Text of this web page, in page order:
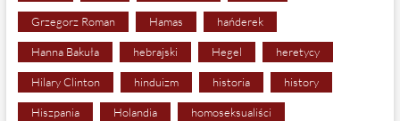
Grzegorz Roman Hamas hańderek
Hanna Bakuła hebrajski Hegel heretycy
Hilary Clinton hinduizm historia history
Hiszpania Holandia homoseksualiści